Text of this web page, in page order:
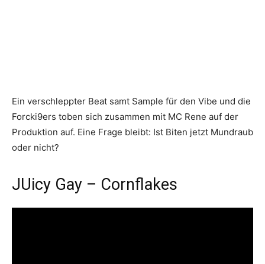
Ein verschleppter Beat samt Sample für den Vibe und die
Forcki9ers toben sich zusammen mit MC Rene auf der
Produktion auf. Eine Frage bleibt: Ist Biten jetzt Mundraub
oder nicht?
JUicy Gay – Cornflakes